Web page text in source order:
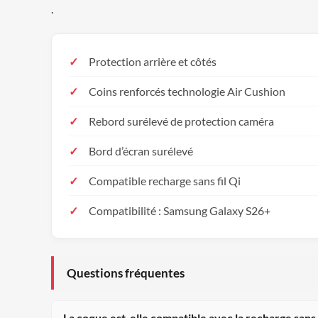
.
Protection arrière et côtés
Coins renforcés technologie Air Cushion
Rebord surélevé de protection caméra
Bord d’écran surélevé
Compatible recharge sans fil Qi
Compatibilité : Samsung Galaxy S26+
Questions fréquentes